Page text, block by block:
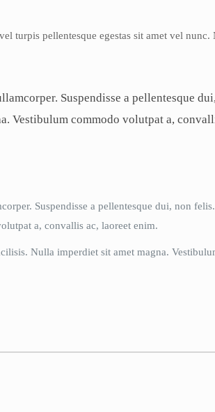
turpis pellentesque egestas sit amet vel
Suspendisse a pellentesque
Vestibulum commodo volutpat a,
Suspendisse a pellentesque dui, non
a, convallis ac, laoreet enim.
Nulla imperdiet sit amet magna.